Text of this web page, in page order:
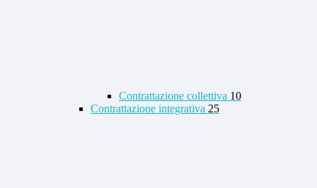
Contrattazione collettiva 10
Contrattazione integrativa 25